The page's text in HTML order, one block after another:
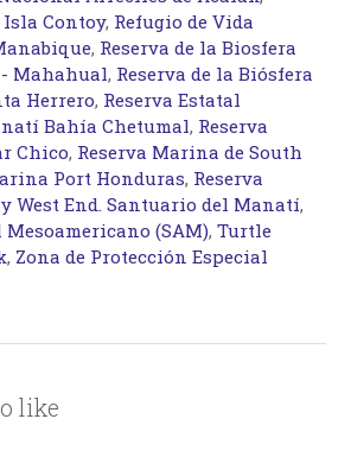
Contoy, Refugio de Vida
, Reserva de la Biosfera
Mahahual, Reserva de la Biósfera
Herrero, Reserva Estatal
Bahía Chetumal, Reserva
Chico, Reserva Marina de South
Port Honduras, Reserva
West End. Santuario del Manatí,
(SAM),Turtle
, Zona de Protección Especial
like